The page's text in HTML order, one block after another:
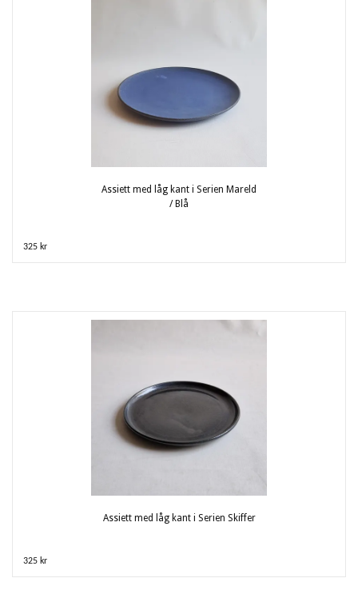
Assiett med låg kant i Serien Mareld
/ Blå
325 kr
Assiett med låg kant i Serien Skiffer
325 kr